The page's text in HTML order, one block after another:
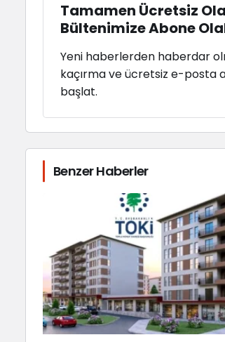
Tamamen Ücretsiz
Bültenimize Abone
Yeni haberlerden haberdar
kaçırma ve ücretsiz e-posta
başlat.
Benzer Haberler